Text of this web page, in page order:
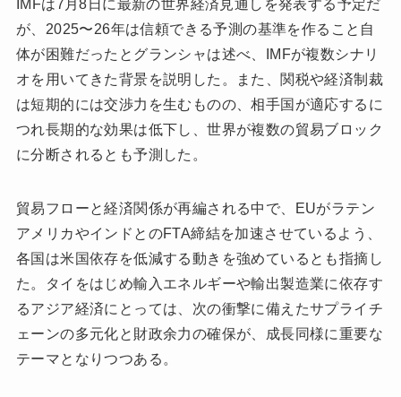
IMFは7月8日に最新の世界経済見通しを発表する予定だ
が、2025〜26年は信頼できる予測の基準を作ること自
体が困難だったとグランシャは述べ、IMFが複数シナリ
オを用いてきた背景を説明した。また、関税や経済制裁
は短期的には交渉力を生むものの、相手国が適応するに
つれ長期的な効果は低下し、世界が複数の貿易ブロック
に分断されるとも予測した。
貿易フローと経済関係が再編される中で、EUがラテン
アメリカやインドとのFTA締結を加速させているよう、
各国は米国依存を低減する動きを強めているとも指摘し
た。タイをはじめ輸入エネルギーや輸出製造業に依存す
るアジア経済にとっては、次の衝撃に備えたサプライチ
ェーンの多元化と財政余力の確保が、成長同様に重要な
テーマとなりつつある。